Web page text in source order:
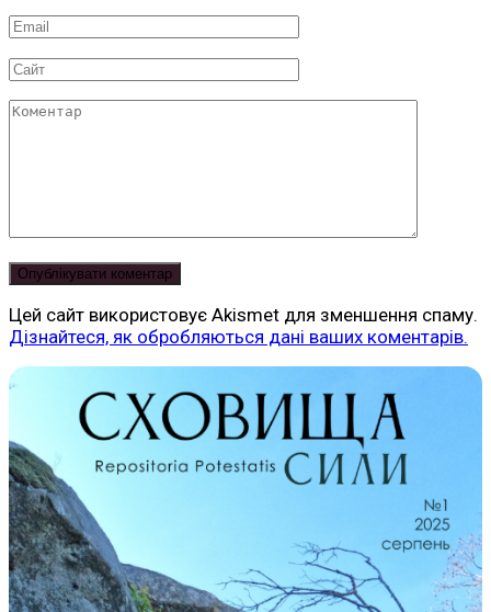
Email
*
Сайт
Коментар
Цей сайт використовує Akismet для зменшення спаму.
Дізнайтеся, як обробляються дані ваших коментарів.